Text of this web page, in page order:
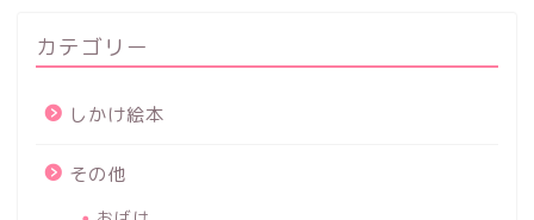
カテゴリー
しかけ絵本
その他